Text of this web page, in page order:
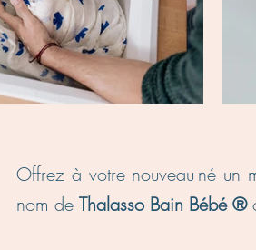
​​Offrez à votre nouveau-né un
nom de Thalasso Bain Bébé ®